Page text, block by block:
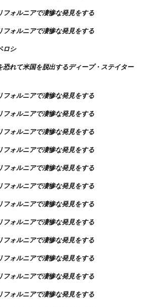
フォルニアで凄惨な発見をする
フォルニアで凄惨な発見をする
ロシ
恐れて米国を脱出するディープ・ステイター
フォルニアで凄惨な発見をする
フォルニアで凄惨な発見をする
フォルニアで凄惨な発見をする
フォルニアで凄惨な発見をする
フォルニアで凄惨な発見をする
フォルニアで凄惨な発見をする
フォルニアで凄惨な発見をする
フォルニアで凄惨な発見をする
フォルニアで凄惨な発見をする
フォルニアで凄惨な発見をする
フォルニアで凄惨な発見をする
フォルニアで凄惨な発見をする